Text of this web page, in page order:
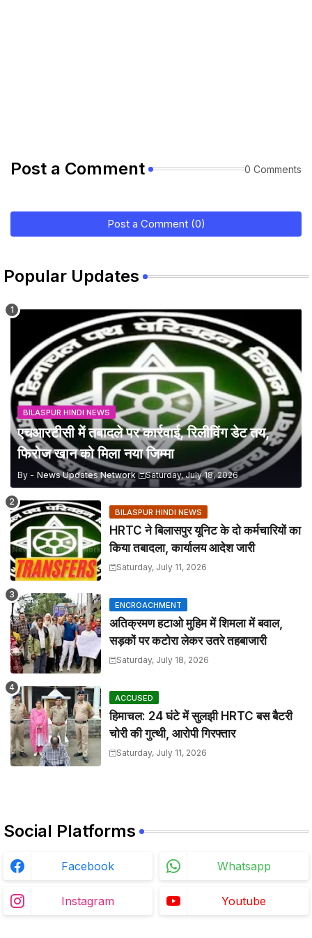
Post a Comment 0 Comments
Post a Comment (0)
Popular Updates
BILASPUR HINDI NEWS
एचआरटीसी में तबादले पर कार्रवाई, रिलीविंग डेट तय,
फिरोज खान को मिला नया जिम्मा
By - News Updates Network Saturday, July 18, 2026
BILASPUR HINDI NEWS
HRTC ने बिलासपुर यूनिट के दो कर्मचारियों का
किया तबादला, कार्यालय आदेश जारी
Saturday, July 11, 2026
ENCROACHMENT
अतिक्रमण हटाओ मुहिम में शिमला में बवाल,
सड़कों पर कटोरा लेकर उतरे तहबाजारी
Saturday, July 18, 2026
ACCUSED
हिमाचल: 24 घंटे में सुलझी HRTC बस बैटरी
चोरी की गुत्थी, आरोपी गिरफ्तार
Saturday, July 11, 2026
Social Platforms
Facebook Whatsapp
Instagram Youtube